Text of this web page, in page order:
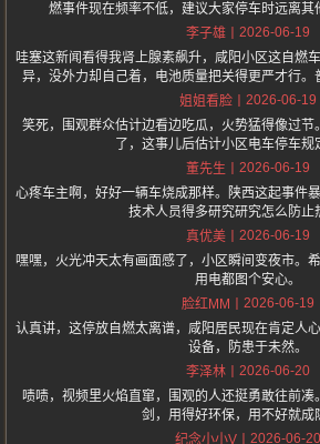
燃事件现在频率不低，建议大家停车时远离其
李子雄
2026-06-19
哇塞这新闻看得我肾上腺素飙升，咸阳小区这自燃
异，没外力却自己着，电池质量把关得更严才行。
姐姐看脸
2026-06-19
笑死，围观群众估计边看边吃瓜，火势猛得像过
了，这事儿后估计小区电车停车规
董先生
2026-06-19
心疼车主啊，好好一辆车烧成那样。陕西这起事件
技术人员得多研究研究怎么防止
真优美
2026-06-19
嘿嘿，火光冲天太有画面感了，小区瞬间变夜市。
用电都图个安心。
脸红MM
2026-06-19
认真讲，这停放自燃太离谱，咸阳居民现在肯定人
设备，防患于未然。
李泽林
2026-06-20
啧啧，视频里火焰直窜，围观的人还挺勇敢往前凑
剑，用得好环保，用不好就成
纪念小小V
2026-06-20